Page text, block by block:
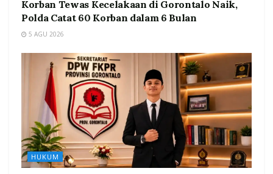
Korban Tewas Kecelakaan di Gorontalo Naik,
Polda Catat 60 Korban dalam 6 Bulan
5 AGU 2026
HUKUM